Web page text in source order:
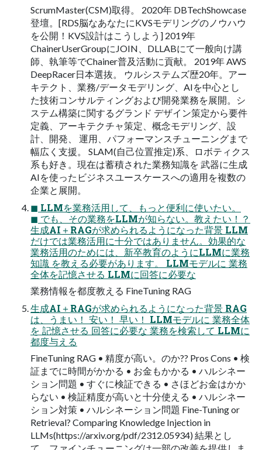
ScrumMaster(CSM)取得。 2020年 DBTechShowcase
登壇。[RDS脳なあなたにKVSモデリングのノウハウ
を公開！KVS設計はこうしよう] 2019年
ChainerUserGroupにJOIN、DLLABにて一般向け講
師、執筆等でChainer普及活動に貢献。 2019年 AWS
DeepRacer日本選抜。 ウルシステムズ歴20年。アー
キテクト、業務/データモデリング、AIを中心とし
た技術コンサルティングおよび開発業務を展開。シ
ステム構築に関するグランド デザイン策定から要件
定義、アーキテクチャ策定、概念モデリング、設
計、開発、 運用、パフォーマンスチューニングまで
幅広く支援。 SLAM(自己位置推定)系、ロボティクス
系も好き。現在は蓄積された業務知識を 武器に生成
AIを使ったビジネスユースケースへの適用を複数の
企業と展開。
◼ LLMを業務活用して、もっと便利に使いたい。
◼ でも、その業務をLLMが知らない。教えたい！？
生成AI＋RAGが求められるようになった背景 LLM
だけでは業務活用に十分ではありません。効果的な
業務活用のためには、新卒教育のようにLLMに業務
知識 を教える必要があります。 LLMモデルに 業務
全体を記憶させる LLMに回答に必要な
業務情報を都度教える FineTuning RAG
生成AI＋RAGが求められるようになった背景 RAG
は、うまい！ 安い！ 早い！ LLMモデルに 業務全体
を 記憶させる 回答に必要な 業務を検索して LLMに
都度与える
FineTuning RAG • 精度が高い。のか?? Pros Cons • 検
証までに時間がかかる • お金もかかる • ハルシネー
ション問題 • すぐに検証できる • さほどお金はかか
らない • 検証精度が高いと十分使える • ハルシネー
ション対策 • ハルシネーション問題 Fine-Tuning or
Retrieval? Comparing Knowledge Injection in
LLMs(https://arxiv.org/pdf/2312.05934) 結果とし
て、ファインチューニングは一部の改善を提供しま